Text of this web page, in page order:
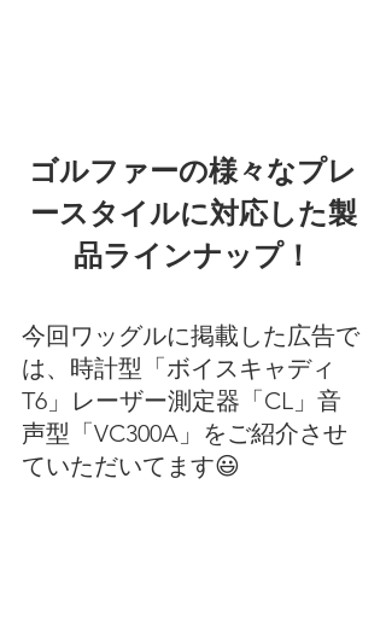
ゴルファーの様々なプレ
ースタイルに対応した製
品ラインナップ！
今回ワッグルに掲載した広告で
は、時計型「ボイスキャディ
T6」レーザー測定器「CL」音
声型「VC300A」をご紹介させ
ていただいてます😃